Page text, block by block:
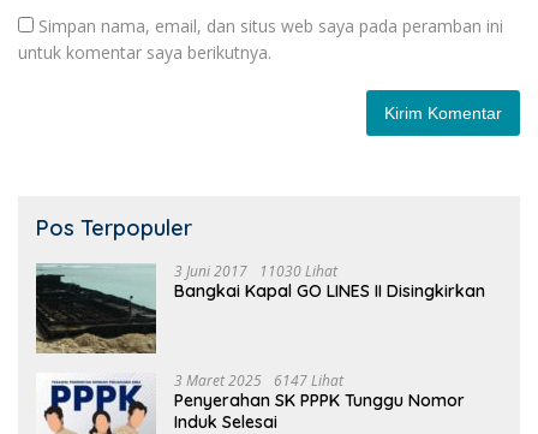
Simpan nama, email, dan situs web saya pada peramban ini
untuk komentar saya berikutnya.
Pos Terpopuler
3 Juni 2017 11030 Lihat
Bangkai Kapal GO LINES II Disingkirkan
3 Maret 2025 6147 Lihat
Penyerahan SK PPPK Tunggu Nomor
Induk Selesai